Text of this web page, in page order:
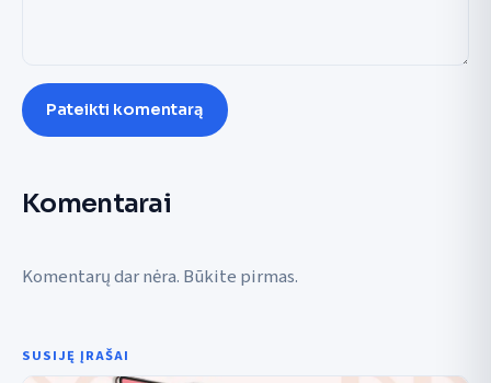
Pateikti komentarą
Komentarai
Komentarų dar nėra. Būkite pirmas.
SUSIJĘ ĮRAŠAI